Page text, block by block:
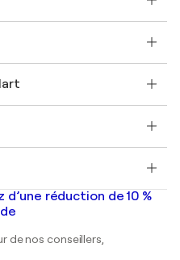
original
réduction de 10 %
nos conseillers,